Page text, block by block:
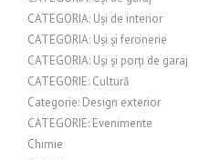
CATEGORIA: Uși de interior
CATEGORIA: Uși și feronerie
CATEGORIA: Uși și porți de garaj
CATEGORIE: Cultură
Categorie: Design exterior
CATEGORIE: Evenimente
Chimie